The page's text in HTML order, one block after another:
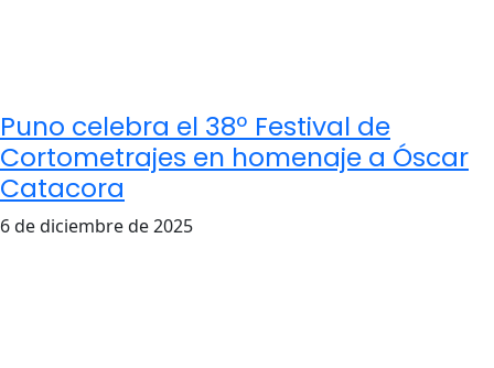
Puno celebra el 38º Festival de
Cortometrajes en homenaje a Óscar
Catacora
6 de diciembre de 2025